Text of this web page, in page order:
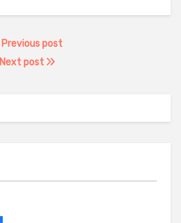
Previous post
Next post